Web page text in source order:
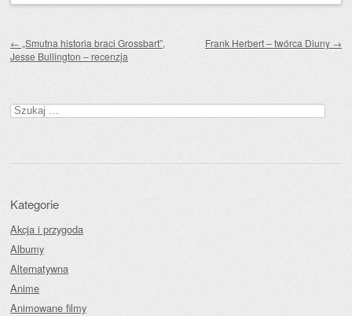
← „Smutna historia braci Grossbart”,
Jesse Bullington – recenzja
Frank Herbert – twórca Diuny →
Szukaj:
Kategorie
Akcja i przygoda
Albumy
Alternatywna
Anime
Animowane filmy